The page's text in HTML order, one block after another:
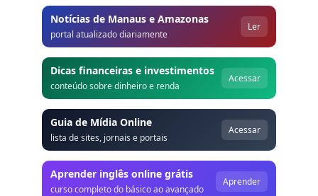
Notícias de Manaus e Amazonas
portal atualizado diariamente
Ler
Dicas financeiras e investimentos
conteúdo sobre dinheiro e renda
Acessar
Guia de Mídia Online
lista de sites, jornais e portais
Acessar
Aprender inglês online grátis
curso completo do básico ao avançado
Aprender